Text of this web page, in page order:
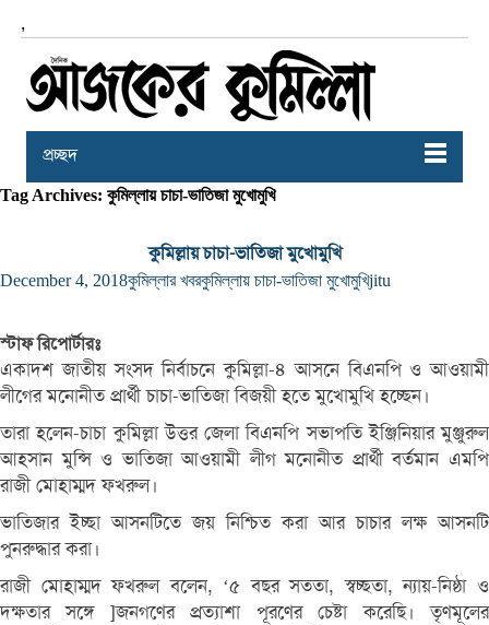
,
প্রচ্ছদ
Tag Archives: কুমিল্লায় চাচা-ভাতিজা মুখোমুখি
কুমিল্লায় চাচা-ভাতিজা মুখোমুখি
December 4, 2018কুমিল্লার খবরকুমিল্লায় চাচা-ভাতিজা মুখোমুখিjitu
স্টাফ রিপোর্টারঃ
একাদশ জাতীয় সংসদ নির্বাচনে কুমিল্লা-৪ আসনে বিএনপি ও আওয়ামী
লীগের মনোনীত প্রার্থী চাচা-ভাতিজা বিজয়ী হতে মুখোমুখি হচ্ছেন।
তারা হলেন-চাচা কুমিল্লা উত্তর জেলা বিএনপি সভাপতি ইঞ্জিনিয়ার মুঞ্জুরুল
আহসান মুন্সি ও ভাতিজা আওয়ামী লীগ মনোনীত প্রার্থী বর্তমান এমপি
রাজী মোহাম্মদ ফখরুল।
ভাতিজার ইচ্ছা আসনটিতে জয় নিশ্চিত করা আর চাচার লক্ষ আসনটি
পুনরুদ্ধার করা।
রাজী মোহাম্মদ ফখরুল বলেন, ‘৫ বছর সততা, স্বচ্ছতা, ন্যায়-নিষ্ঠা ও
দক্ষতার সঙ্গে ]জনগণের প্রত্যাশা পূরণের চেষ্টা করেছি। তৃণমূলের